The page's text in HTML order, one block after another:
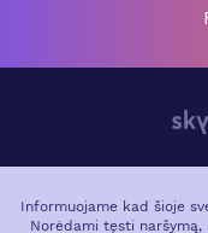
Informuojame kad šioje
Norėdami tęsti naršymą,